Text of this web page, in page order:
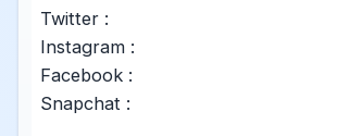
Twitter :
Instagram :
Facebook :
Snapchat :